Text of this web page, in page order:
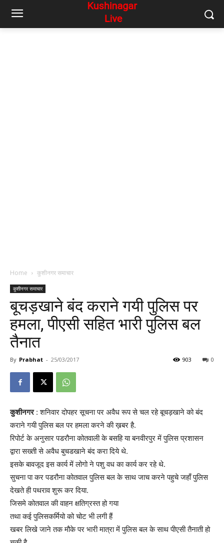
Home कुशीनगर समाचार
कुशीनगर समाचार
बूचड़खाने बंद कराने गयी पुलिस पर
हमला, पीएसी सहित भारी पुलिस बल
तैनात
By Prabhat - 25/03/2017 0
903
कुशीनगर: शनिवार दोपहर सूचना पर अवैध रूप से चल रहे बूचड़खाने को बंद
कराने गयी पुलिस बल पर हमला करने की ख़बर है.
रिपोर्ट के अनुसार पडरौना कोतवाली के बसहि या बनवीरपुर में पुलिस प्रशासन
द्वारा सख्ती से अवैध बुचडखाने बंद करा दिये थे.
इसके बावजूद इस कार्य में लोगो ने पशु वध का कार्य कर रहे थे.
सुचना पा कर पडरौना कोतवाल पुलिस बल के साथ जाच करने पहुचे जहाँ पुलिस
देखते ही पथराव शुरू कर दिया.
जिसमे कोतवाल की वाहन क्षतिग्रस्त हो गया
तथा कई पुलिसकर्मियो को चोट भी लगी हैं
खबर लिखे जाने तक मौके पर भारी मात्रा में पुलिस बल के साथ पीएसी तैनाती हो